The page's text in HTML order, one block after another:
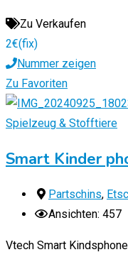
Zu Verkaufen
2€(fix)
Nummer zeigen
Zu Favoriten
Spielzeug & Stofftiere
Smart Kinder
Partschins,
Ansichten: 457
Vtech Smart